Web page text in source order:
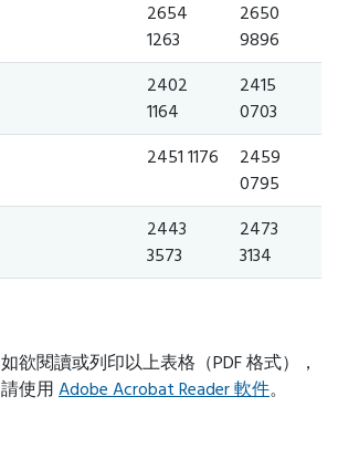
2654
1263
2650
9896
2402
1164
2415
0703
2451 1176
2459
0795
2443
3573
2473
3134
如欲閱讀或列印以上表格（PDF 格式），
請使用 Adobe Acrobat Reader 軟件。